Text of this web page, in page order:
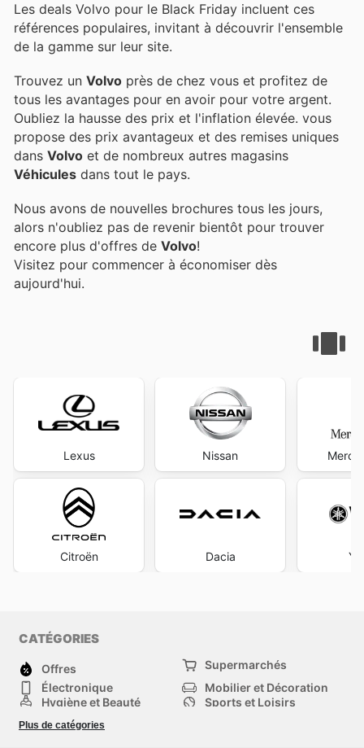
Les deals Volvo pour le Black Friday incluent ces
références populaires, invitant à découvrir l'ensemble
de la gamme sur leur site.
Trouvez un Volvo près de chez vous et profitez de
tous les avantages pour en avoir pour votre argent.
Oubliez la hausse des prix et l'inflation élevée. vous
propose des prix avantageux et des remises uniques
dans Volvo et de nombreux autres magasins
Véhicules dans tout le pays.
Nous avons de nouvelles brochures tous les jours,
alors n'oubliez pas de revenir bientôt pour trouver
encore plus d'offres de Volvo!
Visitez pour commencer à économiser dès
aujourd'hui.
Lexus
Citroën
Nissan
Dacia
CATÉGORIES
Offres
Supermarchés
Électronique
Mobilier et Décoration
Hygiène et Beauté
Sports et Loisirs
Mode
Animalerie
Plus de catégories